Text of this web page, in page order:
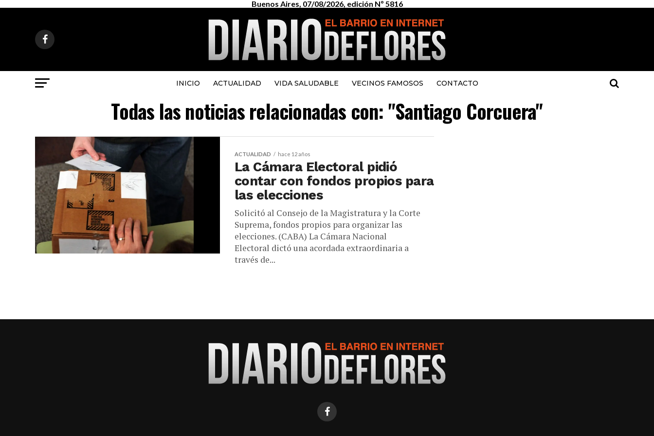
Buenos Aires, 07/08/2026, edición Nº 5816
INICIO ACTUALIDAD VIDA SALUDABLE VECINOS FAMOSOS CONTACTO
Todas las noticias relacionadas con: "Santiago Corcuera"
ACTUALIDAD hace 12 años
La Cámara Electoral pidió
contar con fondos propios para
las elecciones
Solicitó al Consejo de la Magistratura y la Corte
Suprema, fondos propios para organizar las
elecciones. (CABA) La Cámara Nacional
Electoral dictó una acordada extraordinaria a
través de...